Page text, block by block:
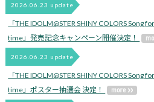
2026.06.23 update
「THE IDOLM@STER SHINY COLORS
time」発売記念キャンペーン開催決定！
2026.06.23 update
「THE IDOLM@STER SHINY COLORS
time」ポスター抽選会 決定！